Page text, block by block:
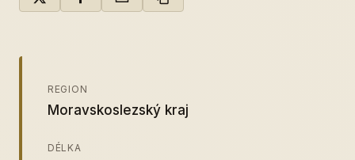
REGION
Moravskoslezský kraj
DÉLKA